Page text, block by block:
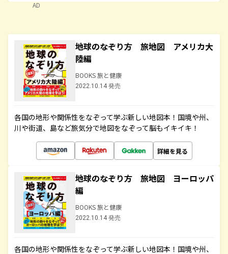
AD
地球のなぞり方 旅地図 アメリカ大
陸編
BOOKS 旅と健康
2022.10.14 発売
各国の地形や関係性をなぞって学ぶ新しい地図本！国境や州、
川や街道、島など旅気分で地図をなぞって脳もイキイキ！
詳細を見る
地球のなぞり方 旅地図 ヨーロッパ
編
BOOKS 旅と健康
2022.10.14 発売
各国の地形や関係性をなぞって学ぶ新しい地図本！国境や州、